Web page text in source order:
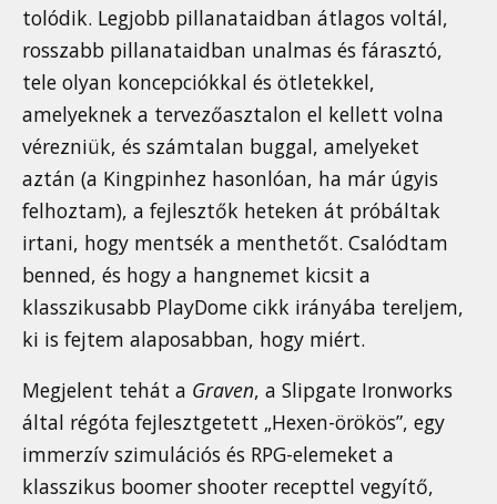
tolódik. Legjobb pillanataidban átlagos voltál,
rosszabb pillanataidban unalmas és fárasztó,
tele olyan koncepciókkal és ötletekkel,
amelyeknek a tervezőasztalon el kellett volna
vérezniük, és számtalan buggal, amelyeket
aztán (a Kingpinhez hasonlóan, ha már úgyis
felhoztam), a fejlesztők heteken át próbáltak
irtani, hogy mentsék a menthetőt. Csalódtam
benned, és hogy a hangnemet kicsit a
klasszikusabb PlayDome cikk irányába tereljem,
ki is fejtem alaposabban, hogy miért.
Megjelent tehát a Graven, a Slipgate Ironworks
által régóta fejlesztgetett „Hexen-örökös”, egy
immerzív szimulációs és RPG-elemeket a
klasszikus boomer shooter recepttel vegyítő,